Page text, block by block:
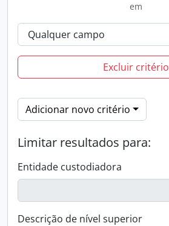
em
Excluir critério
Adicionar novo critério
Limitar resultados para:
Entidade custodiadora
Descrição de nível superior